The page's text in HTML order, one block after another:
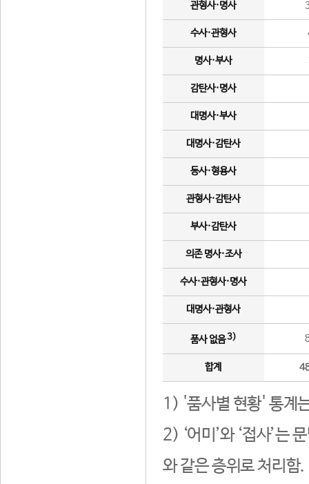
관형사·명사
수사·관형사
명사·부사
감탄사·명사
대명사·부사
대명사·감탄사
동사·형용사
관형사·감탄사
부사·감탄사
의존 명사·조사
수사·관형사·명사
대명사·관형사
품사 없음3)
합계
1) '품사별 현황' 통계
2) ‘어미’와 ‘접사’는
와 같은 층위로 처리함.